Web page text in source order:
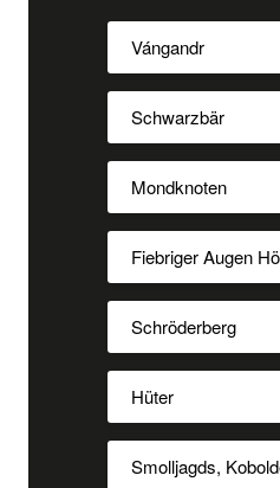
Vángandr
Schwarzbär
Mondknoten
Fiebriger Augen
Schröderberg
Hüter
Smolljagds,